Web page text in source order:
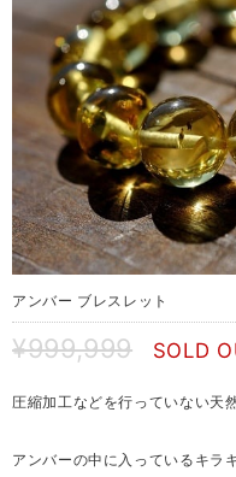
アンバー ブレスレット
¥999,999 SOLD
圧縮加工などを行っていない天
アンバーの中に入っているキラ